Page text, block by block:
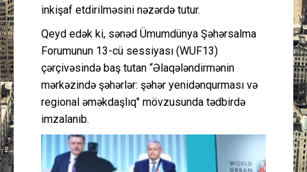
inkişaf etdirilməsini nəzərdə tutur.
Qeyd edək ki, sənəd Ümumdünya Şəhərsalma
Forumunun 13-cü sessiyası (WUF13)
çərçivəsində baş tutan “Əlaqələndirmənin
mərkəzində şəhərlər: şəhər yenidənqurması və
regional əməkdaşlıq" mövzusunda tədbirdə
imzalanıb.